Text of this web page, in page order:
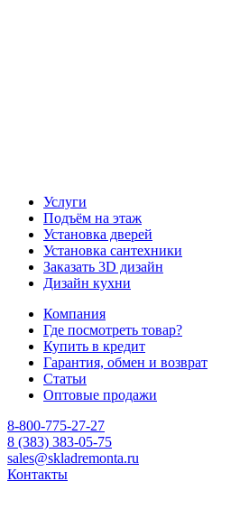
Услуги
Подъём на этаж
Установка дверей
Установка сантехники
Заказать 3D дизайн
Дизайн кухни
Компания
Где посмотреть товар?
Купить в кредит
Гарантия, обмен и возврат
Статьи
Оптовые продажи
8-800-775-27-27
8 (383) 383-05-75
sales@skladremonta.ru
Контакты